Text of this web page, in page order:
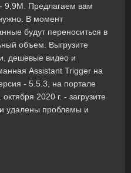
9,9M. Предлагаем вам
В момент
будут переноситься в
объем. Выгрузите
дешевые видео и
Assistant Trigger на
- 5.5.3, на портале
2020 г. - загрузите
удалены проблемы и